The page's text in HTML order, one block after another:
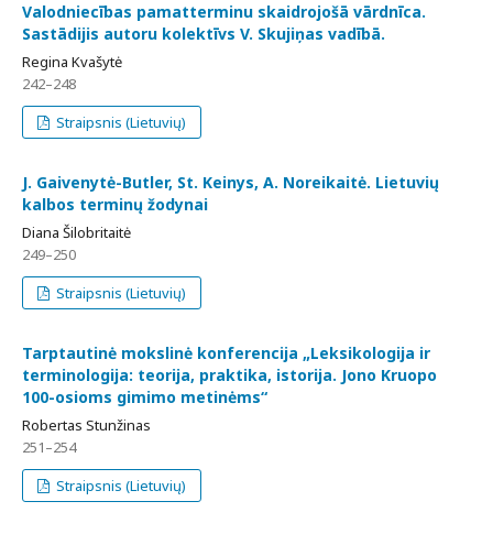
Valodniecības pamatterminu skaidrojošā vārdnīca.
Sastādijis autoru kolektīvs V. Skujiņas vadībā.
Regina Kvašytė
242–248
Straipsnis (Lietuvių)
J. Gaivenytė-Butler, St. Keinys, A. Noreikaitė. Lietuvių
kalbos terminų žodynai
Diana Šilobritaitė
249–250
Straipsnis (Lietuvių)
Tarptautinė mokslinė konferencija „Leksikologija ir
terminologija: teorija, praktika, istorija. Jono Kruopo
100-osioms gimimo metinėms“
Robertas Stunžinas
251–254
Straipsnis (Lietuvių)